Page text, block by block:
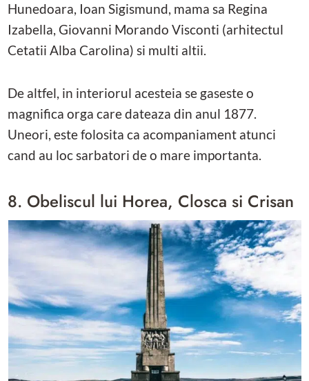
Hunedoara, Ioan Sigismund, mama sa Regina
Izabella, Giovanni Morando Visconti (arhitectul
Cetatii Alba Carolina) si multi altii.
De altfel, in interiorul acesteia se gaseste o
magnifica orga care dateaza din anul 1877.
Uneori, este folosita ca acompaniament atunci
cand au loc sarbatori de o mare importanta.
8. Obeliscul lui Horea, Closca si Crisan